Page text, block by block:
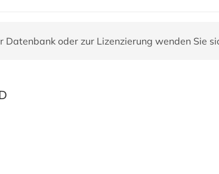
Datenbank oder zur Lizenzierung wenden Sie